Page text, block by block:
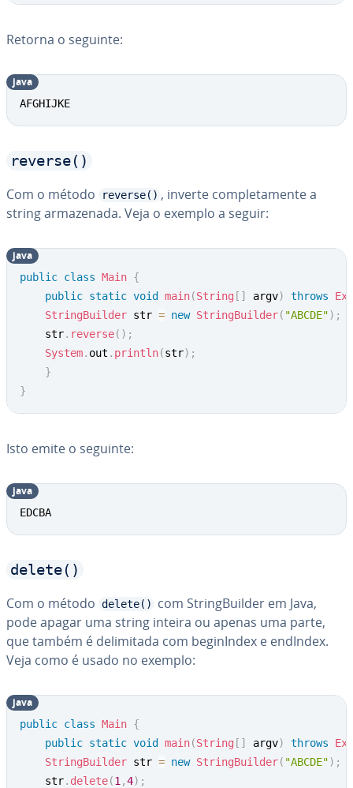
Retorna o seguinte:
AFGHIJKE
java
reverse()
Com o método reverse() , inverte com­ple­ta­mente a
string ar­ma­ze­nada. Veja o exemplo a seguir:
public class Main {
public static void main(String [ ] argv) throws
StringBuilder str = new StringBuilder( "ABCDE") ;
	str
. reverse( ) ;
System. out . println(str) ;
}
}
java
Isto emite o seguinte:
EDCBA
java
delete()
Com o método delete()
com String­Buil­der em Java,
pode apagar uma string inteira ou apenas uma parte,
que também é de­li­mi­tada com be­gi­nIn­dex e endIndex.
Veja como é usado no exemplo:
public class Main {
public static void main(String [ ] argv) throws
StringBuilder str = new StringBuilder( "ABCDE") ;
	str
. delete(1 ,4) ;
java